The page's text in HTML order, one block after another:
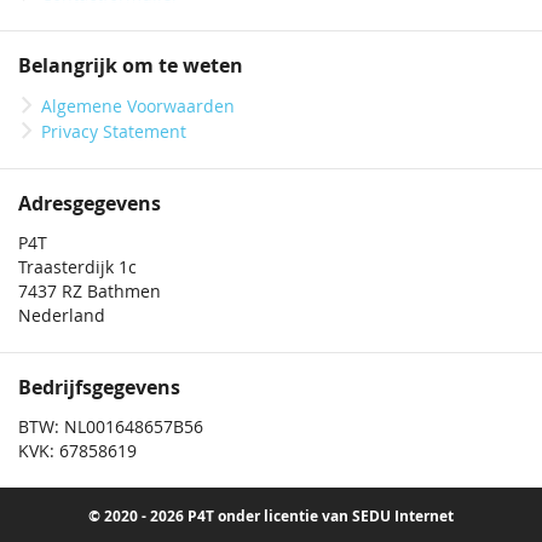
Belangrijk om te weten
Algemene Voorwaarden
Privacy Statement
Adresgegevens
P4T
Traasterdijk 1c
7437 RZ Bathmen
Nederland
Bedrijfsgegevens
BTW: NL001648657B56
KVK: 67858619
© 2020 - 2026 P4T onder licentie van SEDU Internet